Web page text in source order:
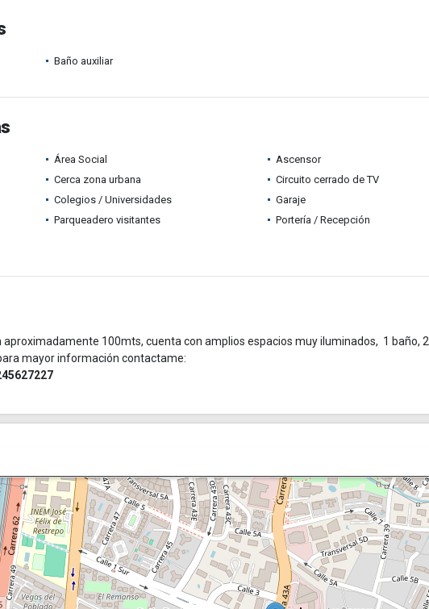
Baño auxiliar
Área Social
Ascensor
Cerca zona urbana
Circuito cerrado de TV
Colegios / Universidades
Garaje
Parqueadero visitantes
Portería / Recepción
aproximadamente 100mts, cuenta con amplios espacios muy iluminados, 1 baño, 2
mayor información contactame: